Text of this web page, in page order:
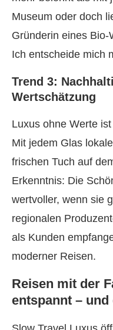
Museum oder doch
Gründerin eines
Ich entscheide mich
Trend 3:
Wertschätzung
Luxus ohne Werte
Mit jedem Glas
frischen Tuch auf
Erkenntnis: Die
wertvoller, wenn sie
regionalen
als Kunden
moderner Reisen.
Reisen mit der
entspannt – und